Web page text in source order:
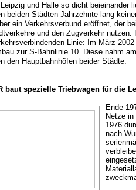
und Halle so dicht beieinander
beiden Städten Jahrzehnte lang
ein Verkehrsverbund eröffnet, der
und den Zugverkehr
Linie: Im März
zur S-Bahnlinie 10. Diese nahm
den Hauptbahnhöfen beider Städte.
baut spezielle Triebwagen für die
Ende
Netze
1976
nach